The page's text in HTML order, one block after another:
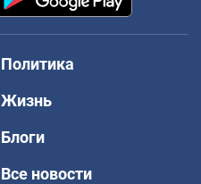
Политика
Жизнь
Блоги
Все новости